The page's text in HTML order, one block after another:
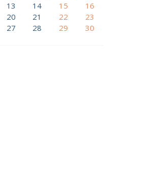
13 14 15
16
20 21 22
23
27 28 29
30